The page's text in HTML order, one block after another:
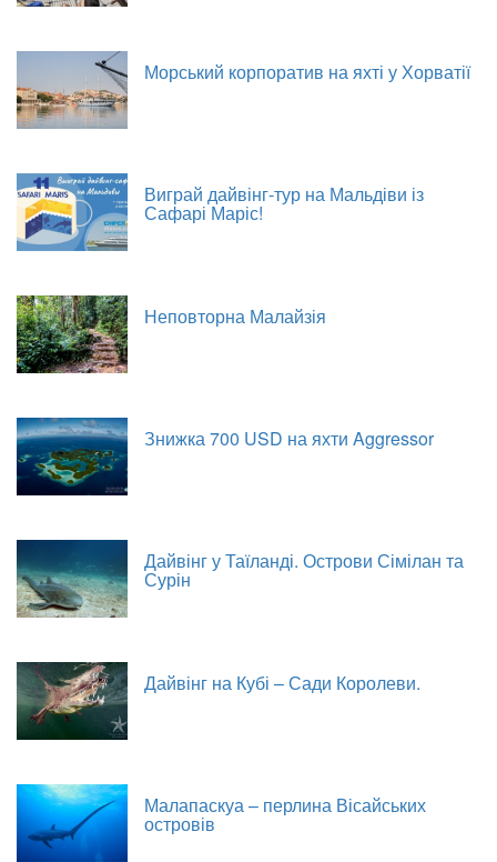
Морський корпоратив на яхті у Хорватії
Виграй дайвінг-тур на Мальдіви із
Сафарі Маріс!
Неповторна Малайзія
Знижка 700 USD на яхти Aggressor
Дайвінг у Таїланді. Острови Сімілан та
Сурін
Дайвінг на Кубі – Сади Королеви.
Малапаскуа – перлина Вісайських
островів